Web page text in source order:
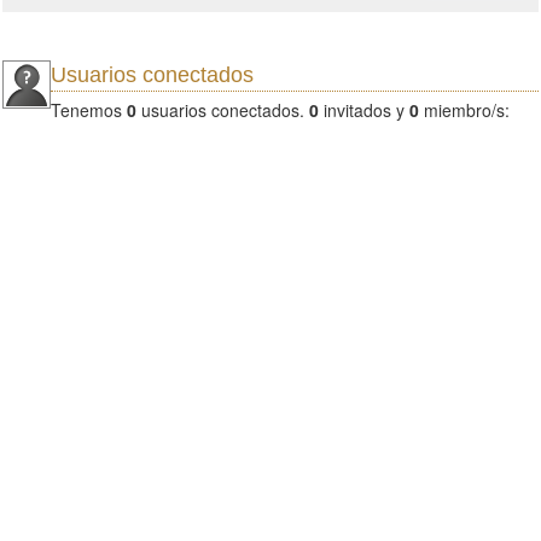
Usuarios conectados
Tenemos 0 usuarios conectados. 0 invitados y 0 miembro/s: